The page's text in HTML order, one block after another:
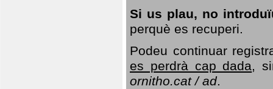
Si us plau, no
perquè es recuperi.
Podeu continuar
es perdrà cap dada,
ornitho.cat / ad.